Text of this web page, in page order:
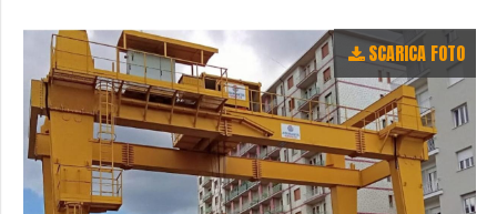
SCARICA FOTO